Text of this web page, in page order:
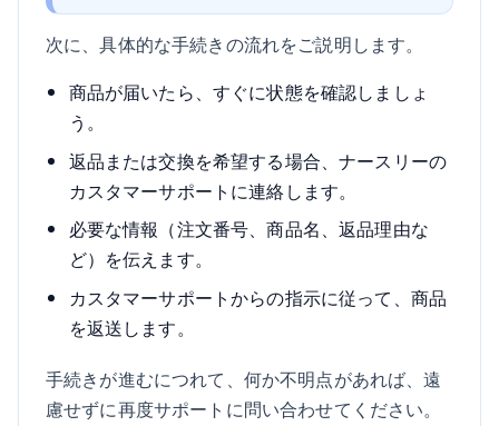
次に、具体的な手続きの流れをご説明します。
商品が届いたら、すぐに状態を確認しましょ
う。
返品または交換を希望する場合、ナースリーの
カスタマーサポートに連絡します。
必要な情報（注文番号、商品名、返品理由な
ど）を伝えます。
カスタマーサポートからの指示に従って、商品
を返送します。
手続きが進むにつれて、何か不明点があれば、遠
慮せずに再度サポートに問い合わせてください。